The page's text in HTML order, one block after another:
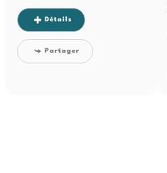
Détails
Partager